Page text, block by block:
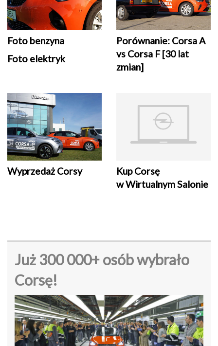
Foto benzyna
Foto elektryk
Porównanie: Corsa A
vs Corsa F [30 lat
zmian]
Wyprzedaż Corsy
Kup Corsę
w Wirtualnym Salonie
Już 300 000+ osób wybrało
Corsę!